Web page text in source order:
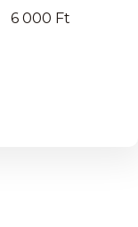
6 000 Ft